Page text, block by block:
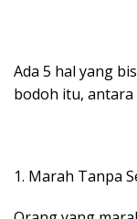
Ada 5 hal yang
bodoh itu, antara
1. Marah Tanpa